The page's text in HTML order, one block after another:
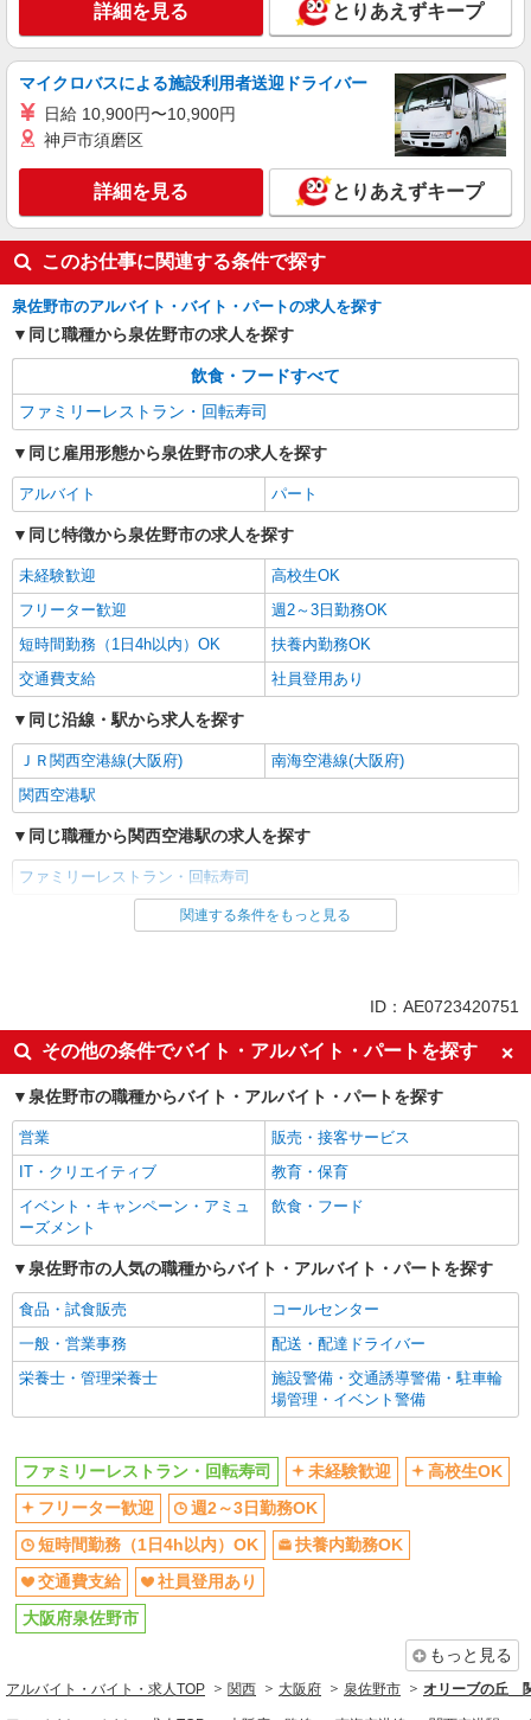
詳細を見る とりあえずキープ
マイクロバスによる施設利用者送迎ドライバー
日給 10,900円〜10,900円
神戸市須磨区
詳細を見る とりあえずキープ
このお仕事に関連する条件で探す
泉佐野市のアルバイト・バイト・パートの求人を探す
同じ職種から泉佐野市の求人を探す
飲食・フードすべて
ファミリーレストラン・回転寿司
同じ雇用形態から泉佐野市の求人を探す
アルバイト パート
同じ特徴から泉佐野市の求人を探す
未経験歓迎
高校生OK
フリーター歓迎
週2～3日勤務OK
短時間勤務（1日4h以内）OK
扶養内勤務OK
交通費支給
社員登用あり
同じ沿線・駅から求人を探す
ＪＲ関西空港線(大阪府)
南海空港線(大阪府)
関西空港駅
同じ職種から関西空港駅の求人を探す
ファミリーレストラン・回転寿司
同じ雇用形態から関西空港駅の求人を探す
未経験歓迎
高校生OK
フリーター歓迎
週2～3日勤務OK
短時間勤務（1日4h以内）OK
扶養内勤務OK
交通費支給
社員登用あり
同じ職種から求人を探す
同じ特徴から求人を探す
未経験歓迎
高校生OK
週2～3日勤務OK
短時間勤務（1日4h以内）OK
扶養内勤務OK
交通費支給
関連する条件をもっと見る
ID：AE0723420751
その他の条件でバイト・アルバイト・パートを探す
泉佐野市の職種からバイト・アルバイト・パートを探す
営業
販売・接客サービス
IT・クリエイティブ
教育・保育
イベント・キャンペーン・アミュ
ーズメント
飲食・フード
泉佐野市の人気の職種からバイト・アルバイト・パートを探す
食品・試食販売
コールセンター
一般・営業事務
配送・配達ドライバー
栄養士・管理栄養士
施設警備・交通誘導警備・駐車輪
場管理・イベント警備
ファミリーレストラン・回転寿司 未経験歓迎
高校生OK
フリーター歓迎
週2～3日勤務OK
短時間勤務（1日4h以内）OK
扶養内勤務OK
交通費支給
社員登用あり
大阪府泉佐野市
もっと見る
アルバイト・バイト・求人TOP 関西 大阪府 泉佐野市 オリーブの丘